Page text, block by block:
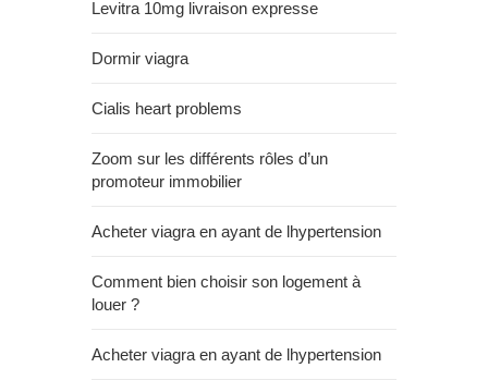
Levitra 10mg livraison expresse
Dormir viagra
Cialis heart problems
Zoom sur les différents rôles d’un
promoteur immobilier
Acheter viagra en ayant de lhypertension
Comment bien choisir son logement à
louer ?
Acheter viagra en ayant de lhypertension